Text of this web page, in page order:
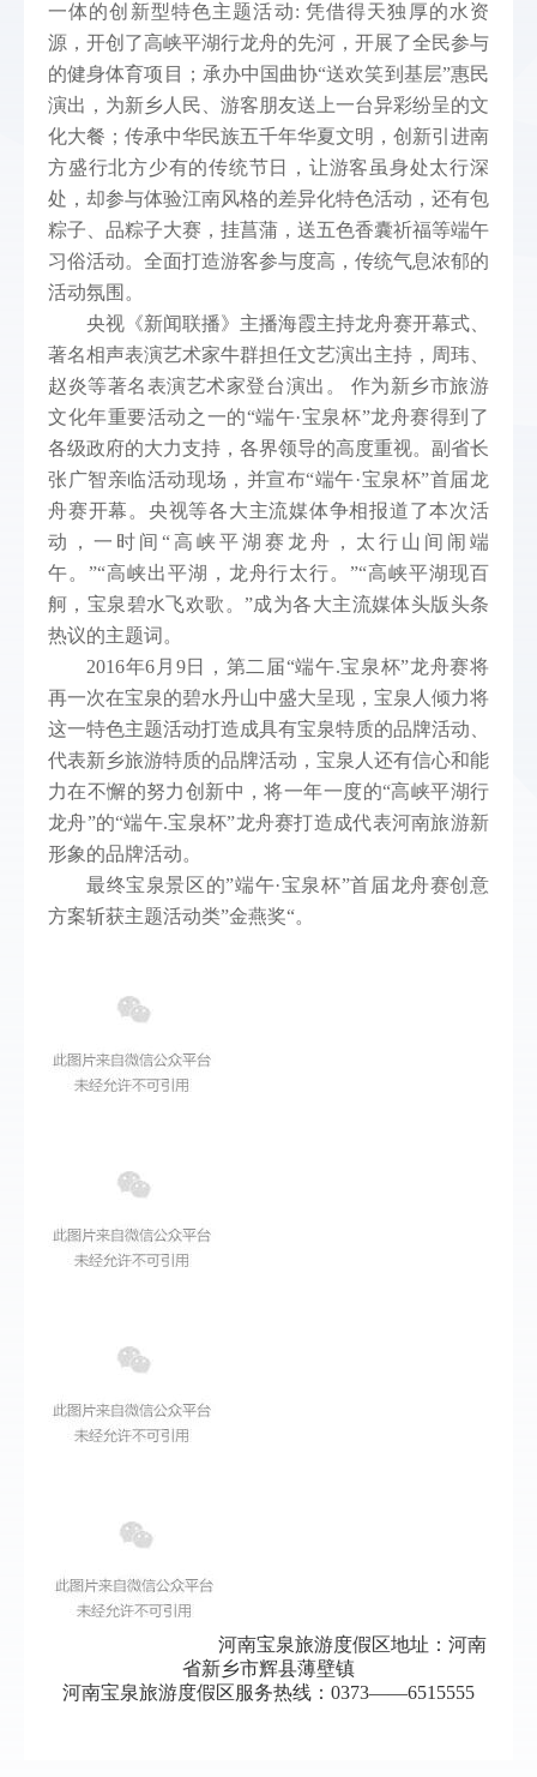
一体的创新型特色主题活动: 凭借得天独厚的水资
源，开创了高峡平湖行龙舟的先河，开展了全民参与
的健身体育项目；承办中国曲协“送欢笑到基层”惠民
演出，为新乡人民、游客朋友送上一台异彩纷呈的文
化大餐；传承中华民族五千年华夏文明，创新引进南
方盛行北方少有的传统节日，让游客虽身处太行深
处，却参与体验江南风格的差异化特色活动，还有包
粽子、品粽子大赛，挂菖蒲，送五色香囊祈福等端午
习俗活动。全面打造游客参与度高，传统气息浓郁的
活动氛围。
央视《新闻联播》主播海霞主持龙舟赛开幕式、
著名相声表演艺术家牛群担任文艺演出主持，周玮、
赵炎等著名表演艺术家登台演出。 作为新乡市旅游
文化年重要活动之一的“端午·宝泉杯”龙舟赛得到了
各级政府的大力支持，各界领导的高度重视。副省长
张广智亲临活动现场，并宣布“端午·宝泉杯”首届龙
舟赛开幕。央视等各大主流媒体争相报道了本次活
动，一时间“高峡平湖赛龙舟，太行山间闹端
午。”“高峡出平湖，龙舟行太行。”“高峡平湖现百
舸，宝泉碧水飞欢歌。”成为各大主流媒体头版头条
热议的主题词。
2016年6月9日，第二届“端午.宝泉杯”龙舟赛将
再一次在宝泉的碧水丹山中盛大呈现，宝泉人倾力将
这一特色主题活动打造成具有宝泉特质的品牌活动、
代表新乡旅游特质的品牌活动，宝泉人还有信心和能
力在不懈的努力创新中，将一年一度的“高峡平湖行
龙舟”的“端午.宝泉杯”龙舟赛打造成代表河南旅游新
形象的品牌活动。
最终宝泉景区的”端午·宝泉杯”首届龙舟赛创意
方案斩获主题活动类”金燕奖“。
河南宝泉旅游度假区地址：河南
省新乡市辉县薄壁镇
河南宝泉旅游度假区服务热线：0373——6515555